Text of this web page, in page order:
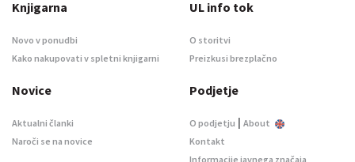
Knjigarna
Novo v ponudbi
Kako nakupovati v spletni knjigarni
UL info tok
O storitvi
Preizkusi brezplačno
Novice
Aktualni članki
Naroči se na novice
Podjetje
O podjetju | About
Kontakt
Informacije javnega značaja